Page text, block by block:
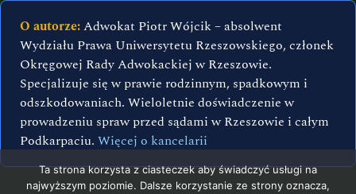
O autorze:Adwokat Piotr Wójcik – absolwent
Wydziału Prawa Uniwersytetu Rzeszowskiego, członek
Okręgowej Rady Adwokackiej w Rzeszowie.
Specjalizuje się w prawie rodzinnym, spadkowym i
odszkodowaniach. Wieloletnie doświadczenie w
prowadzeniu spraw przed sądami w Rzeszowie i całym
Podkarpaciu. Więcej o kancelarii
Ta strona korzysta z ciasteczek aby świadczyć usługi na
najwyższym poziomie. Dalsze korzystanie ze strony oznacza,